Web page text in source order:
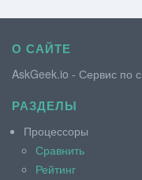
О САЙТЕ
AskGeek.io - Сервис по
РАЗДЕЛЫ
Процессоры
Сравнить
Рейтинг